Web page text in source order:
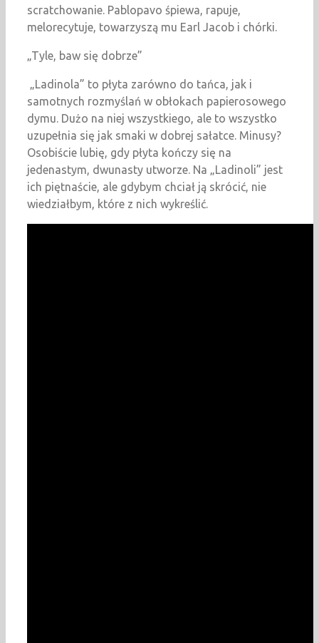
scratchowanie. Pablopavo śpiewa, rapuje,
melorecytuje, towarzyszą mu Earl Jacob i chórki.
„Tyle, baw się dobrze”
„Ladinola” to płyta zarówno do tańca, jak i
samotnych rozmyślań w obłokach papierosowego
dymu. Dużo na niej wszystkiego, ale to wszystko
uzupełnia się jak smaki w dobrej sałatce. Minusy?
Osobiście lubię, gdy płyta kończy się na
jedenastym, dwunasty utworze. Na „Ladinoli” jest
ich piętnaście, ale gdybym chciał ją skrócić, nie
wiedziałbym, które z nich wykreślić.